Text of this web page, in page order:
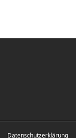
Datenschutzerklärung